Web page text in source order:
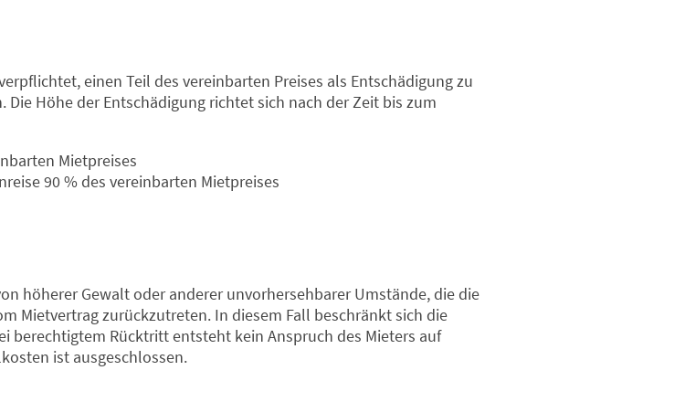
einen Teil des vereinbarten Preises als Entschädigung zu
Höhe der Entschädigung richtet sich nach der Zeit bis zum
Mietpreises
90 % des vereinbarten Mietpreises
höherer Gewalt oder anderer unvorhersehbarer Umstände, die die
Mietvertrag zurückzutreten. In diesem Fall beschränkt sich die
berechtigtem Rücktritt entsteht kein Anspruch des Mieters auf
ist ausgeschlossen.